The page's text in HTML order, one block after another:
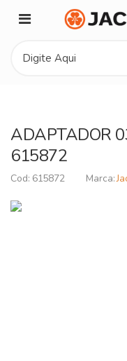
ADAPTADOR
615872
615872